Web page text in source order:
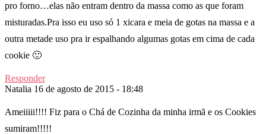
pro forno…elas não entram dentro da massa como as que foram
misturadas.Pra isso eu uso só 1 xicara e meia de gotas na massa e a
outra metade uso pra ir espalhando algumas gotas em cima de cada
cookie 🙂
Responder
Natalia 16 de agosto de 2015 - 18:48
Ameiiiii!!!! Fiz para o Chá de Cozinha da minha irmã e os Cookies
sumiram!!!!!